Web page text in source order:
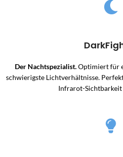
Der Nachtspezialist.Optimiert für
schwierigste Lichtverhältnisse.
Infrarot-